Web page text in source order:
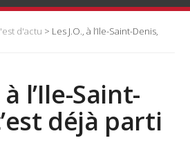
d'actu > Les J.O., à l’Ile-Saint-Denis,
à l’Ile-Saint-
déjà parti